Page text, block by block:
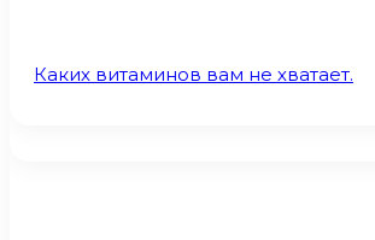
Каких витаминов вам не хватает.